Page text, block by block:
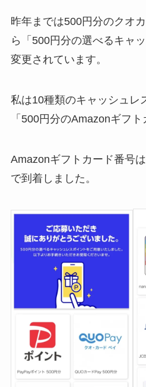
昨年までは500円分のクオ
ら「500円分の選べるキャ
変更されています。
私は10種類のキャッシュレ
「500円分のAmazonギフト
Amazonギフトカード番号
で到着しました。